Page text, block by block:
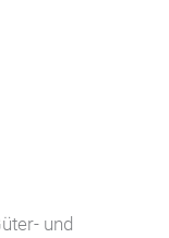
und